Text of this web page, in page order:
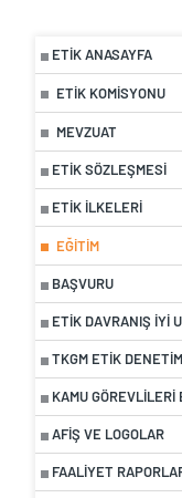
ETIK ANASAYFA
ETIK KOMISYONU
MEVZUAT
ETIK SÖZLEŞMESI
ETIK İLKELERI
EĞITIM
BAŞVURU
ETIK DAVRANIŞ İYI
TKGM ETIK
KAMU GÖREVLILERI
AFIŞ VE LOGOLAR
FAALIYET